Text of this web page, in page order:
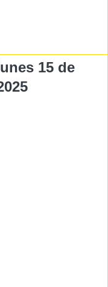
15 de